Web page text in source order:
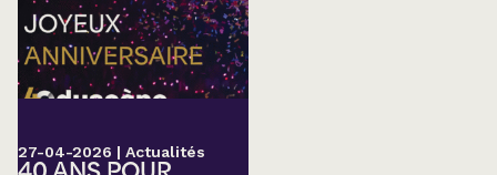
27-04-2026 | Actualités